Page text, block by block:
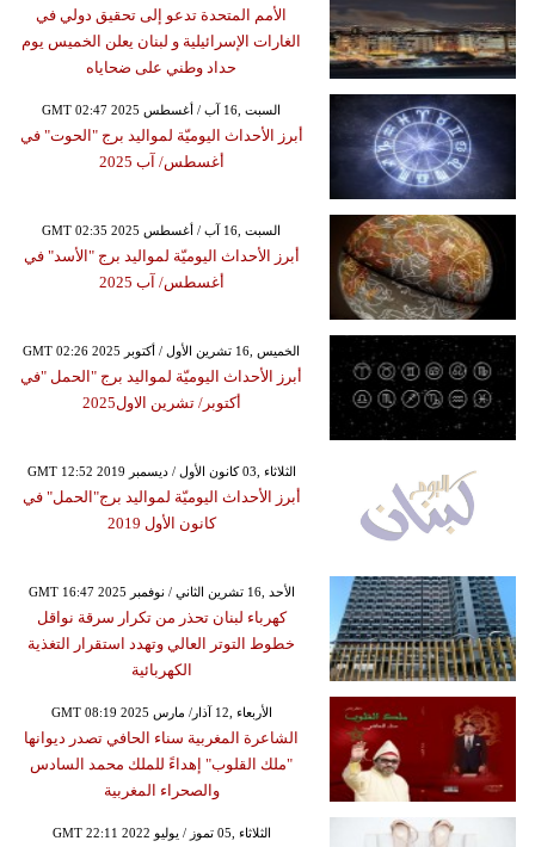
الأمم المتحدة تدعو إلى تحقيق دولي في
الغارات الإسرائيلية و لبنان يعلن الخميس يوم
حداد وطني على ضحاياه
GMT 02:47 2025 السبت ,16 آب / أغسطس
أبرز الأحداث اليوميّة لمواليد برج "الحوت" في
أغسطس/ آب 2025
GMT 02:35 2025 السبت ,16 آب / أغسطس
أبرز الأحداث اليوميّة لمواليد برج "الأسد" في
أغسطس/ آب 2025
GMT 02:26 2025 الخميس ,16 تشرين الأول / أكتوبر
أبرز الأحداث اليوميّة لمواليد برج "الحمل "في
أكتوبر/ تشرين الاول2025
GMT 12:52 2019 الثلاثاء ,03 كانون الأول / ديسمبر
أبرز الأحداث اليوميّة لمواليد برج"الحمل" في
كانون الأول 2019
GMT 16:47 2025 الأحد ,16 تشرين الثاني / نوفمبر
كهرباء لبنان تحذر من تكرار سرقة نواقل
خطوط التوتر العالي وتهدد استقرار التغذية
الكهربائية
GMT 08:19 2025 الأربعاء ,12 آذار/ مارس
الشاعرة المغربية سناء الحافي تصدر ديوانها
"ملك القلوب" إهداءً للملك محمد السادس
والصحراء المغربية
GMT 22:11 2022 الثلاثاء ,05 تموز / يوليو